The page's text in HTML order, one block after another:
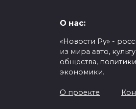
О нас:
«Новости Ру» -
из мира авто,
общества,
экономики.
О проекте